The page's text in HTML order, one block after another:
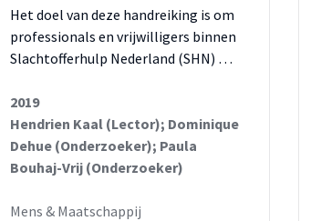
is vereist.
Het doel van deze handreiking is om
professionals en vrijwilligers binnen
Slachtofferhulp Nederland (SHN) …
2019
Hendrien Kaal (Lector); Dominique
Dehue (Onderzoeker); Paula
Bouhaj-Vrij (Onderzoeker)
Mens & Maatschappij